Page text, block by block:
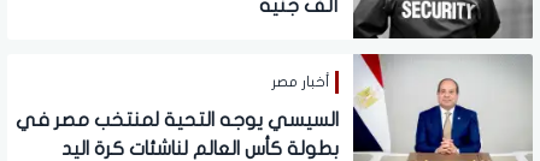
ألف جنيه
أخبار مصر
السيسي يوجه التحية لمنتخب مصر في
بطولة كأس العالم لناشئات كرة اليد